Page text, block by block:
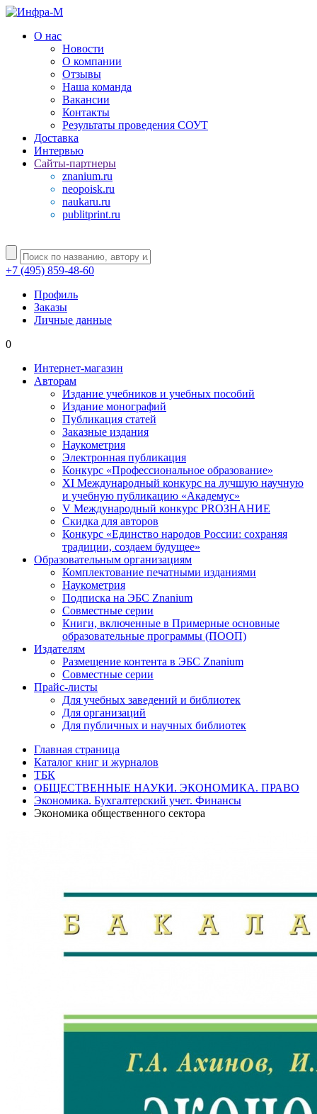
О нас
Новости
О компании
Отзывы
Наша команда
Вакансии
Контакты
Результаты проведения СОУТ
Доставка
Интервью
Сайты-партнеры
znanium.ru
neopoisk.ru
naukaru.ru
publitprint.ru
+7 (495) 859-48-60
Профиль
Заказы
Личные данные
0
Интернет-магазин
Авторам
Издание учебников и учебных пособий
Издание монографий
Публикация статей
Заказные издания
Наукометрия
Электронная публикация
Конкурс «Профессиональное образование»
XI Международный конкурс на лучшую научную
и учебную публикацию «Академус»
V Международный конкурс PROЗНАНИЕ
Скидка для авторов
Конкурс «Единство народов России: сохраняя
традиции, создаем будущее»
Образовательным организациям
Комплектование печатными изданиями
Наукометрия
Подписка на ЭБС Znanium
Совместные серии
Книги, включенные в Примерные основные
образовательные программы (ПООП)
Издателям
Размещение контента в ЭБС Znanium
Совместные серии
Прайс-листы
Для учебных заведений и библиотек
Для организаций
Для публичных и научных библиотек
Главная страница
Каталог книг и журналов
ТБК
ОБЩЕСТВЕННЫЕ НАУКИ. ЭКОНОМИКА. ПРАВО
Экономика. Бухгалтерский учет. Финансы
Экономика общественного сектора